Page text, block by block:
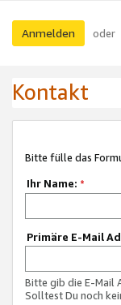
Anmelden oder
Kontakt
Bitte fülle das
Ihr Name: *
Primäre E-Mail
Bitte gib die E-Mail
Solltest Du noch